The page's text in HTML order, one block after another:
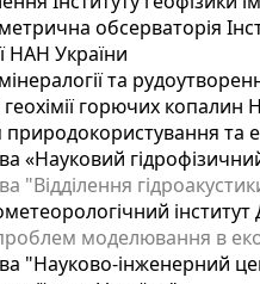
обсерваторія
НАН України
мінералогії та
і геохімії горючих
та
«Науковий
"Відділення
моделювання в
"Науково-інженерний